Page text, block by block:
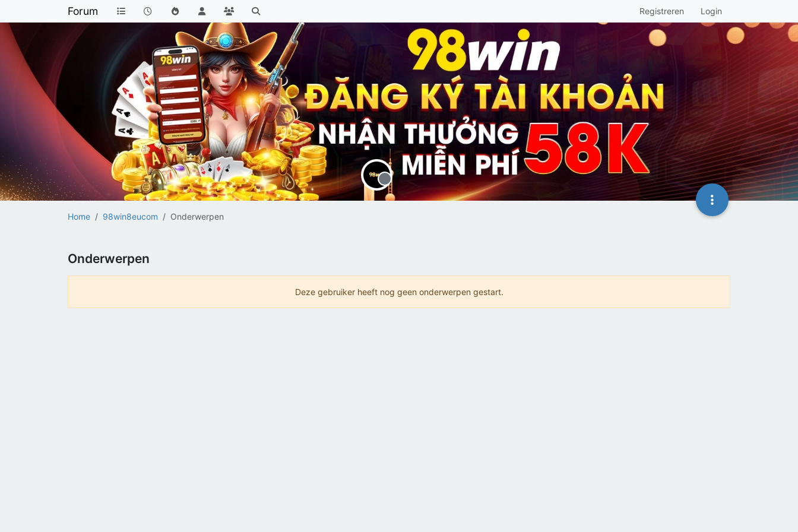
Forum Registreren Login
Home 98win8eucom Onderwerpen
Offline
Onderwerpen
Deze gebruiker heeft nog geen onderwerpen gestart.